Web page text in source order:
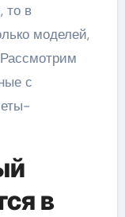
то в
моделей,
с
в